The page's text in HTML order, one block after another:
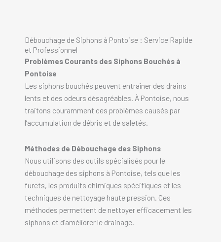
Débouchage de Siphons à Pontoise : Service Rapide
et Professionnel
Problèmes Courants des Siphons Bouchés à
Pontoise
Les siphons bouchés peuvent entraîner des drains
lents et des odeurs désagréables. À Pontoise, nous
traitons couramment ces problèmes causés par
l’accumulation de débris et de saletés.
Méthodes de Débouchage des Siphons
Nous utilisons des outils spécialisés pour le
débouchage des siphons à Pontoise, tels que les
furets, les produits chimiques spécifiques et les
techniques de nettoyage haute pression. Ces
méthodes permettent de nettoyer efficacement les
siphons et d’améliorer le drainage.